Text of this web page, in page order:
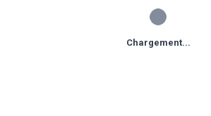
Chargement...
Chargement...